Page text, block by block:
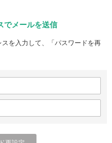
でメールを送信
を入力して、「パスワードを再